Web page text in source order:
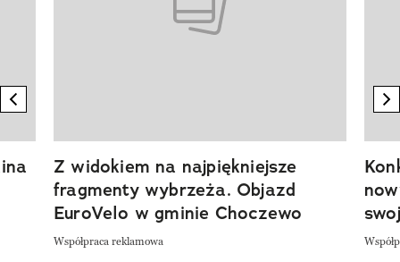
previous element
Z widokiem na najpiękniejsze
fragmenty wybrzeża. Objazd
EuroVelo w gminie Choczewo
Współpraca reklamowa